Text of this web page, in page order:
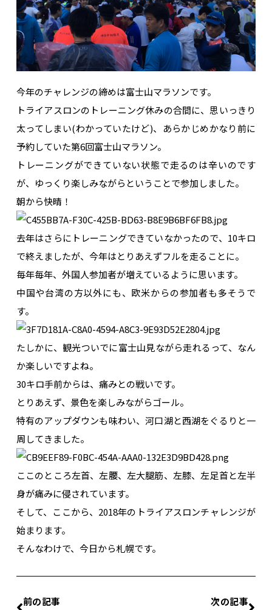
今年のチャレンジの締めは富士山マラソンです。
トライアスロンのトレーニング休みの合間に、思いっきり
太ってしまい(わかっていたけど)、あらかじめかなり前に
予約していた第6回富士山マラソン。
トレーニングができていない状態で走るのは辛いのです
が、ゆっくり楽しみながらということで参加しました。
朝から快晴！
去年はさらにトレーニングできていなかったので、10キロ
で終えましたが、今年はとりあえずフルを走ることに。
毎年毎年、外国人参加者が増えているように思います。
中国や台湾の方以外にも、欧米からの参加者も多そうで
す。
たしかに、観光ついでに富士山見ながら走れるって、なん
か楽しいですよね。
30キロ手前からは、痛みとの戦いです。
とりあえず、景色を楽しみながらゴール。
特有のアップダウンも味わい、河口湖と西湖をぐるりと一
周してきました。
ここのところ左首、左腰、左大腿筋、左膝、左足首と左半
身が痛みに侵されています。
そして、ここから、2018年のトライアスロンチャレンジが
始まります。
そんなわけで、今日から札幌です。
前の記事 次の記事